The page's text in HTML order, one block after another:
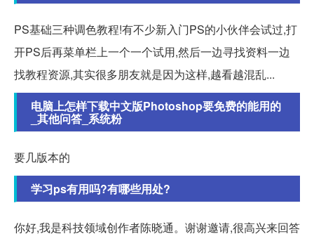
PS基础三种调色教程!有不少新入门PS的小伙伴会试过,打
开PS后再菜单栏上一个一个试用,然后一边寻找资料一边
找教程资源,其实很多朋友就是因为这样,越看越混乱...
电脑上怎样下载中文版Photoshop要免费的能用的
_其他问答_系统粉
要几版本的
学习ps有用吗?有哪些用处?
你好,我是科技领域创作者陈晓通。谢谢邀请,很高兴来回答